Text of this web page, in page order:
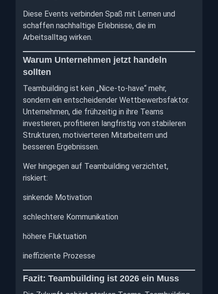
Diese Events verbinden Spaß mit Lernen und
schaffen nachhaltige Erlebnisse, die im
Arbeitsalltag wirken.
Warum Unternehmen jetzt handeln
sollten
Teambuilding ist kein „Nice-to-have“ mehr,
sondern ein entscheidender Wettbewerbsfaktor.
Unternehmen, die frühzeitig in ihre Teams
investieren, profitieren langfristig von stabileren
Strukturen, motivierteren Mitarbeitern und
besseren Ergebnissen.
Wer hingegen auf Teambuilding verzichtet,
riskiert:
sinkende Motivation
schlechtere Kommunikation
höhere Fluktuation
ineffiziente Prozesse
Fazit: Teambuilding ist 2026 ein Muss